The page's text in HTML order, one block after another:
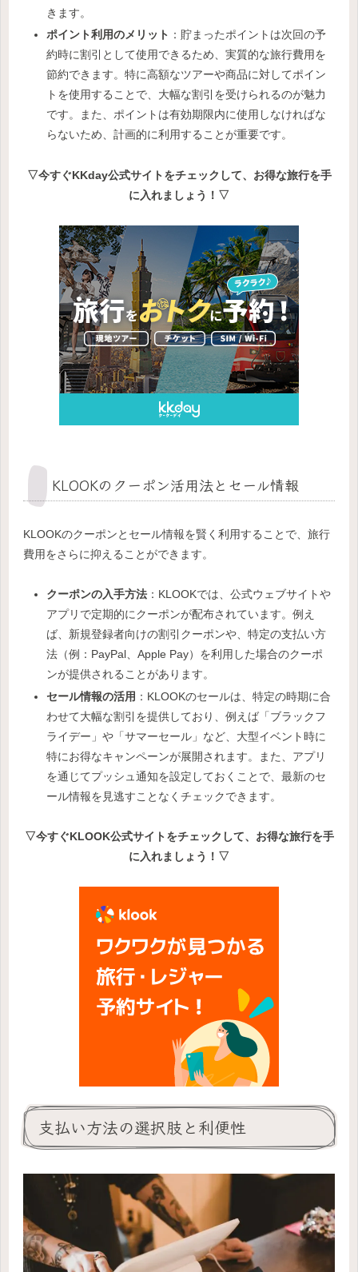
きます。
ポイント利用のメリット ：貯まったポイントは次回の予
約時に割引として使用できるため、実質的な旅行費用を
節約できます。特に高額なツアーや商品に対してポイン
トを使用することで、大幅な割引を受けられるのが魅力
です。また、ポイントは有効期限内に使用しなければな
らないため、計画的に利用することが重要です。
▽今すぐKKday公式サイトをチェックして、お得な旅行を手
に入れましょう！▽
KLOOKのクーポン活用法とセール情報
KLOOKのクーポンとセール情報を賢く利用することで、旅行
費用をさらに抑えることができます。
クーポンの入手方法：KLOOKでは、公式ウェブサイトや
アプリで定期的にクーポンが配布されています。例え
ば、新規登録者向けの割引クーポンや、特定の支払い方
法（例：PayPal、Apple Pay）を利用した場合のクーポ
ンが提供されることがあります。
セール情報の活用 ：KLOOKのセールは、特定の時期に合
わせて大幅な割引を提供しており、例えば「ブラックフ
ライデー」や「サマーセール」など、大型イベント時に
特にお得なキャンペーンが展開されます。また、アプリ
を通じてプッシュ通知を設定しておくことで、最新のセ
ール情報を見逃すことなくチェックできます。
▽今すぐKLOOK公式サイトをチェックして、お得な旅行を手
に入れましょう！▽
支払い方法の選択肢と利便性